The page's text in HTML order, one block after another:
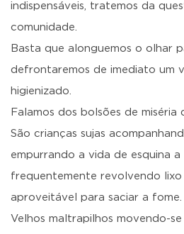
indispensáveis, tratemos da
comunidade.
Basta que alonguemos o olhar
defrontaremos de imediato um
higienizado.
Falamos dos bolsões de miséria
São crianças sujas
empurrando a vida de esquina a
frequentemente revolvendo
aproveitável para saciar a fome.
Velhos maltrapilhos movendo-